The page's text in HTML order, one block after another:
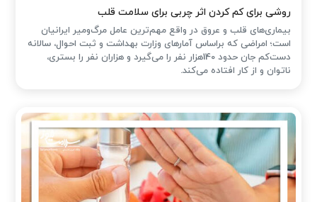
روشی برای کم کردن اثر چربی برای سلامت قلب
بیماری‌های قلب و عروق در واقع مهم‌ترین عامل مرگ‌ومیر ایرانیان
است؛ امراضی که براساس آمارهای وزارت بهداشت و ثبت احوال، سالانه
دست‌کم جان حدود 140هزار نفر را می‌گیرد و هزاران نفر را بستری،
ناتوان و از کار افتاده می‌کند.